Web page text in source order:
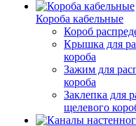
Короба кабельные
Короб
Крышка для
короба
Зажим для
короба
Заклепка для
щелевого